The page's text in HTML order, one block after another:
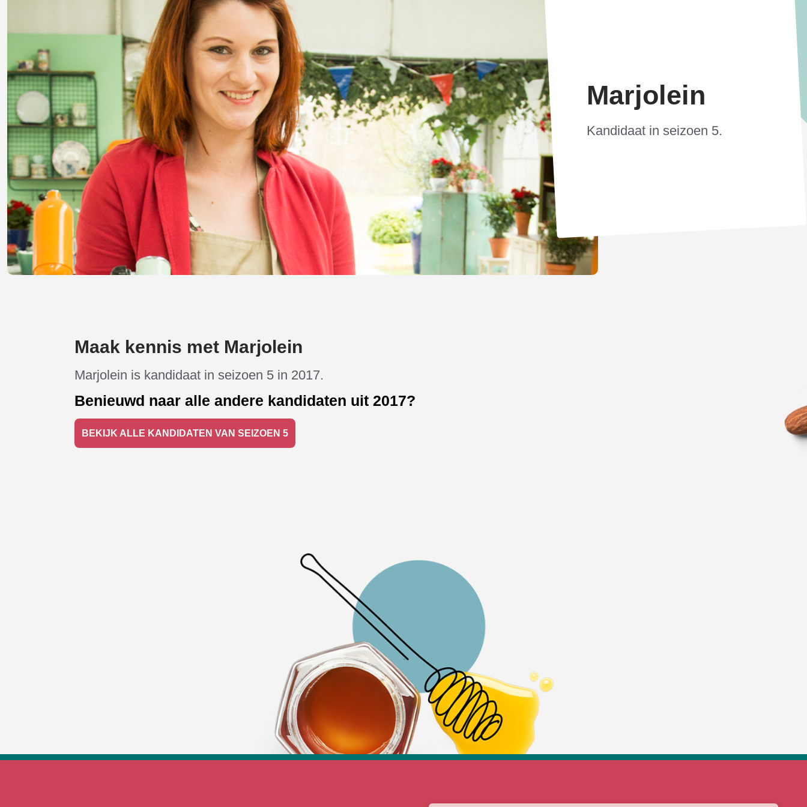
Marjolein
Kandidaat in seizoen 5.
Maak kennis met Marjolein
Marjolein is kandidaat in seizoen 5 in 2017.
Benieuwd naar alle andere kandidaten uit 2017?
BEKIJK ALLE KANDIDATEN VAN SEIZOEN 5